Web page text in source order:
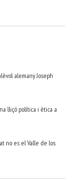
alemany Joseph
lliçó política i ètica a
no es el Valle de los